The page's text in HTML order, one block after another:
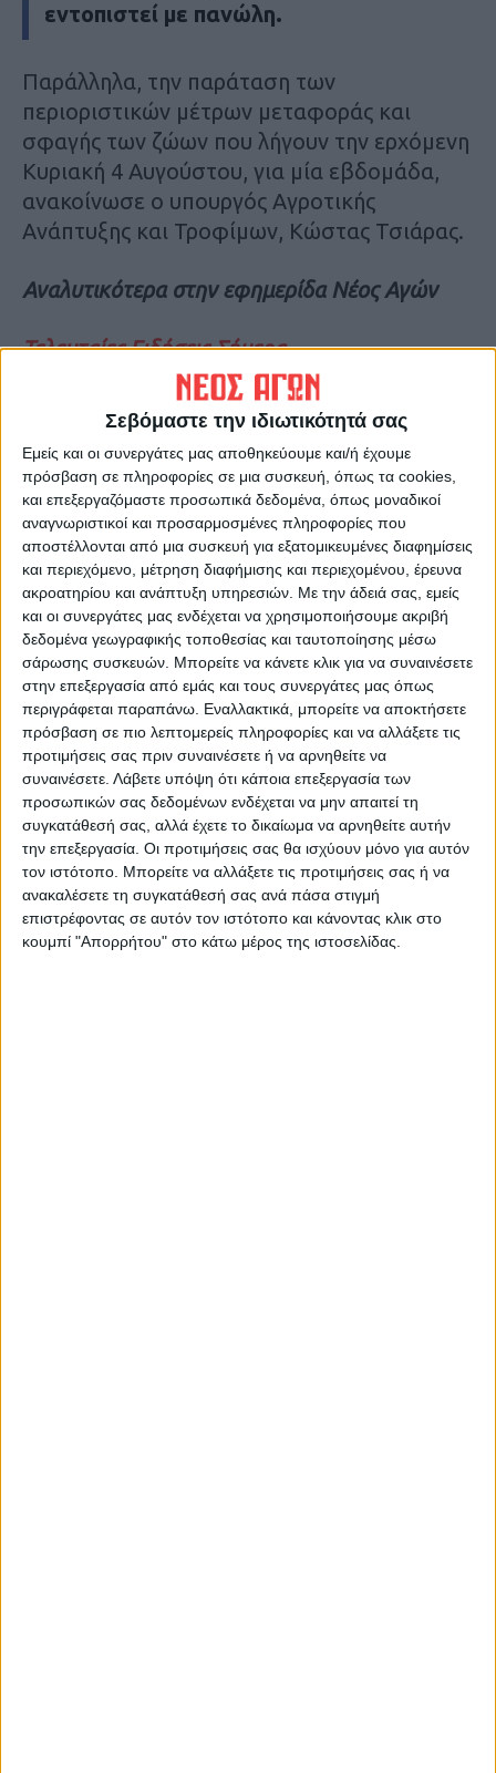
Σεβόμαστε την ιδιωτικότητά σας
Εμείς και οι συνεργάτες μας αποθηκεύουμε και/ή έχουμε
πρόσβαση σε πληροφορίες σε μια συσκευή, όπως τα cookies,
και επεξεργαζόμαστε προσωπικά δεδομένα, όπως μοναδικοί
αναγνωριστικοί και προσαρμοσμένες πληροφορίες που
αποστέλλονται από μια συσκευή για εξατομικευμένες διαφημίσεις
και περιεχόμενο, μέτρηση διαφήμισης και περιεχομένου, έρευνα
ακροατηρίου και ανάπτυξη υπηρεσιών. Με την άδειά σας, εμείς
και οι συνεργάτες μας ενδέχεται να χρησιμοποιήσουμε ακριβή
δεδομένα γεωγραφικής τοποθεσίας και ταυτοποίησης μέσω
σάρωσης συσκευών. Μπορείτε να κάνετε κλικ για να συναινέσετε
στην επεξεργασία από εμάς και τους συνεργάτες μας όπως
περιγράφεται παραπάνω. Εναλλακτικά, μπορείτε να αποκτήσετε
πρόσβαση σε πιο λεπτομερείς πληροφορίες και να αλλάξετε τις
προτιμήσεις σας πριν συναινέσετε ή να αρνηθείτε να
συναινέσετε. Λάβετε υπόψη ότι κάποια επεξεργασία των
προσωπικών σας δεδομένων ενδέχεται να μην απαιτεί τη
συγκατάθεσή σας, αλλά έχετε το δικαίωμα να αρνηθείτε αυτήν
την επεξεργασία. Οι προτιμήσεις σας θα ισχύουν μόνο για αυτόν
τον ιστότοπο. Μπορείτε να αλλάξετε τις προτιμήσεις σας ή να
ανακαλέσετε τη συγκατάθεσή σας ανά πάσα στιγμή
επιστρέφοντας σε αυτόν τον ιστότοπο και κάνοντας κλικ στο
κουμπί "Απορρήτου" στο κάτω μέρος της ιστοσελίδας.
εντοπιστεί με πανώλη.
Παράλληλα, την παράταση των
περιοριστικών μέτρων μεταφοράς και
σφαγής των ζώων που λήγουν την ερχόμενη
Κυριακή 4 Αυγούστου, για μία εβδομάδα,
ανακοίνωσε ο υπουργός Αγροτικής
Ανάπτυξης και Τροφίμων, Κώστας Τσιάρας.
Αναλυτικότερα στην εφημερίδα Νέος Αγών
Τελευταίες Ειδήσεις Σήμερα
Ακολούθησε την εφημερίδα ΝΕΟΣ
ΑΓΩΝ στο Google News!
Όλες οι εξελίξεις στην περιοχή της
Καρδίτσας και ευρύτερα της Θεσσαλίας
K. Τσιάρας: «Έκλεισε σε
μεγάλο βαθμό ο κύκλος των
αποζημιώσεων στο Ν.
Καρδίτσας»
Πρώτο μετάλλιο στην
ιστορία της Ελλάδος στην
κολύμβηση από τον
Χρήστου!
ΝΕΟΣ ΑΓΩΝ
https://neosagon.gr